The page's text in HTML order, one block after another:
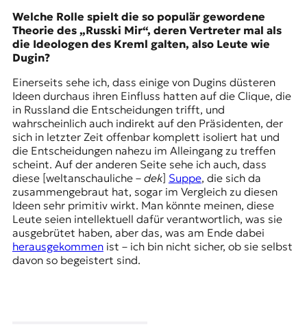
Welche Rolle spielt die so populär gewordene
Theorie des „Russki Mir“, deren Vertreter mal als
die Ideologen des Kreml galten, also Leute wie
Dugin?
Einerseits sehe ich, dass einige von Dugins düsteren
Ideen durchaus ihren Einfluss hatten auf die Clique, die
in Russland die Entscheidungen trifft, und
wahrscheinlich auch indirekt auf den Präsidenten, der
sich in letzter Zeit offenbar komplett isoliert hat und
die Entscheidungen nahezu im Alleingang zu treffen
scheint. Auf der anderen Seite sehe ich auch, dass
diese [weltanschauliche – dek] Suppe, die sich da
zusammengebraut hat, sogar im Vergleich zu diesen
Ideen sehr primitiv wirkt. Man könnte meinen, diese
Leute seien intellektuell dafür verantwortlich, was sie
ausgebrütet haben, aber das, was am Ende dabei
herausgekommenist – ich bin nicht sicher, ob sie selbst
davon so begeistert sind.